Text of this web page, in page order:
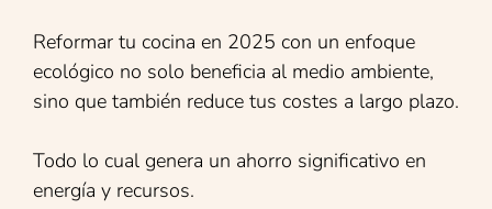
Reformar tu cocina en 2025 con un enfoque
ecológico no solo beneficia al medio ambiente,
sino que también reduce tus costes a largo plazo.
Todo lo cual genera un ahorro significativo en
energía y recursos.